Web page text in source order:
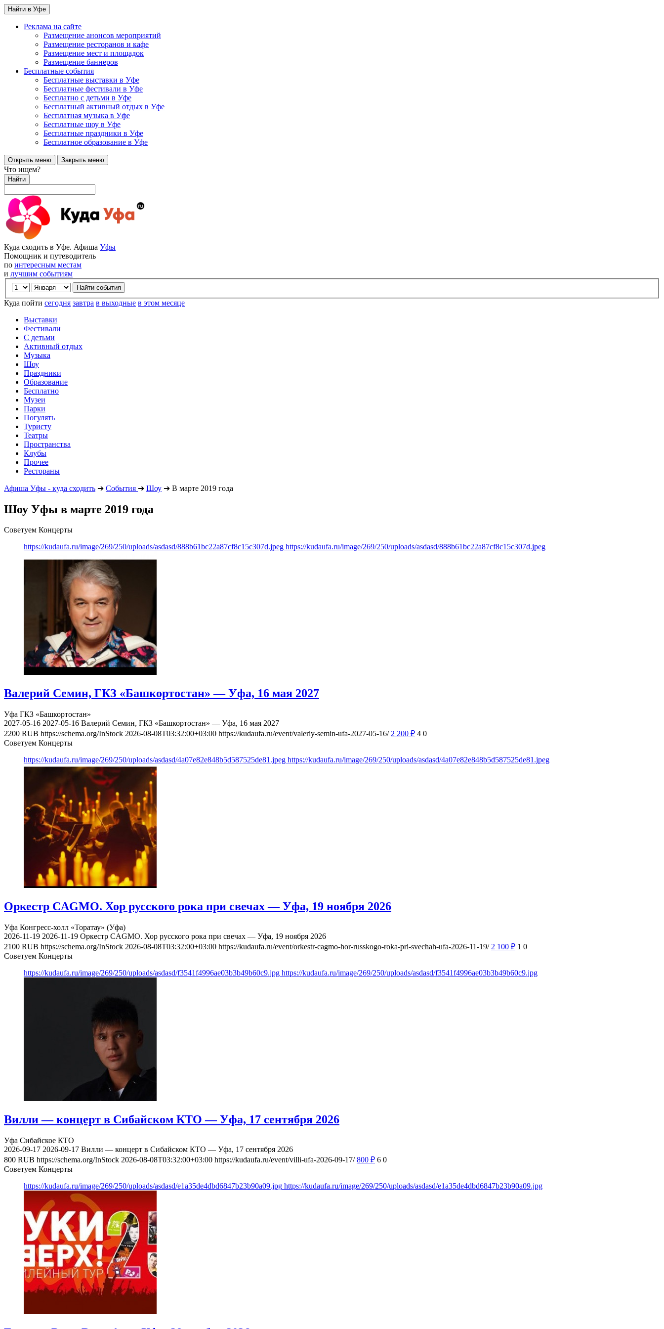
Найти в Уфе
Реклама на сайте
Размещение анонсов мероприятий
Размещение ресторанов и кафе
Размещение мест и площадок
Размещение баннеров
Бесплатные события
Бесплатные выставки в Уфе
Бесплатные фестивали в Уфе
Бесплатно с детьми в Уфе
Бесплатный активный отдых в Уфе
Бесплатная музыка в Уфе
Бесплатные шоу в Уфе
Бесплатные праздники в Уфе
Бесплатное образование в Уфе
Открыть меню Закрыть меню
Что ищем?
Найти
Куда сходить в Уфе. Афиша Уфы
Помощник и путеводитель
по интересным местам
и лучшим событиям
Куда пойти сегодня завтра в выходные в этом месяце
Выставки
Фестивали
С детьми
Активный отдых
Музыка
Шоу
Праздники
Образование
Бесплатно
Музеи
Парки
Погулять
Туристу
Театры
Пространства
Клубы
Прочее
Рестораны
Афиша Уфы - куда сходить ➔ События ➔ Шоу ➔ В марте 2019 года
Шоу Уфы в марте 2019 года
Советуем Концерты
https://kudaufa.ru/image/269/250/uploads/asdasd/888b61bc22a87cf8c15c307d.jpeg https://kudaufa.ru/image/269/250/uploads/asdasd/888b61bc22a87cf8c15c307d.jpeg
Валерий Семин, ГКЗ «Башкортостан» — Уфа, 16 мая 2027
Уфа ГКЗ «Башкортостан»
2027-05-16 2027-05-16 Валерий Семин, ГКЗ «Башкортостан» — Уфа, 16 мая 2027
2200 RUB https://schema.org/InStock 2026-08-08T03:32:00+03:00 https://kudaufa.ru/event/valeriy-semin-ufa-2027-05-16/ 2 200 ₽ 4 0
Советуем Концерты
https://kudaufa.ru/image/269/250/uploads/asdasd/4a07e82e848b5d587525de81.jpeg https://kudaufa.ru/image/269/250/uploads/asdasd/4a07e82e848b5d587525de81.jpeg
Оркестр CAGMO. Хор русского рока при свечах — Уфа, 19 ноября 2026
Уфа Конгресс-холл «Торатау» (Уфа)
2026-11-19 2026-11-19 Оркестр CAGMO. Хор русского рока при свечах — Уфа, 19 ноября 2026
2100 RUB https://schema.org/InStock 2026-08-08T03:32:00+03:00 https://kudaufa.ru/event/orkestr-cagmo-hor-russkogo-roka-pri-svechah-ufa-2026-11-19/ 2 100 ₽ 1 0
Советуем Концерты
https://kudaufa.ru/image/269/250/uploads/asdasd/f3541f4996ae03b3b49b60c9.jpg https://kudaufa.ru/image/269/250/uploads/asdasd/f3541f4996ae03b3b49b60c9.jpg
Вилли — концерт в Сибайском КТО — Уфа, 17 сентября 2026
Уфа Сибайское КТО
2026-09-17 2026-09-17 Вилли — концерт в Сибайском КТО — Уфа, 17 сентября 2026
800 RUB https://schema.org/InStock 2026-08-08T03:32:00+03:00 https://kudaufa.ru/event/villi-ufa-2026-09-17/ 800 ₽ 6 0
Советуем Концерты
https://kudaufa.ru/image/269/250/uploads/asdasd/e1a35de4dbd6847b23b90a09.jpg https://kudaufa.ru/image/269/250/uploads/asdasd/e1a35de4dbd6847b23b90a09.jpg